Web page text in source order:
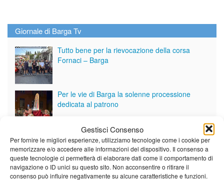
Gestisci Consenso
Per fornire le migliori esperienze, utilizziamo tecnologie come i cookie per
memorizzare e/o accedere alle informazioni del dispositivo. Il consenso a
queste tecnologie ci permetterà di elaborare dati come il comportamento di
navigazione o ID unici su questo sito. Non acconsentire o ritirare il
consenso può influire negativamente su alcune caratteristiche e funzioni.
Giornale di Barga Tv
Tutto bene per la rievocazione della corsa
Fornaci – Barga
Per le vie di Barga la solenne processione
dedicata al patrono
Partite le Piazzette 2026